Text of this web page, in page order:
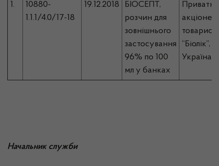
1.
10880-
1.1.1/4.0/17-18
19.12.2018
БІОСЕПТ,
розчин для
зовнішнього
застосування
96% по 100
мл у банках
Приватне
“Біолік”,
Україна
Начальник служби